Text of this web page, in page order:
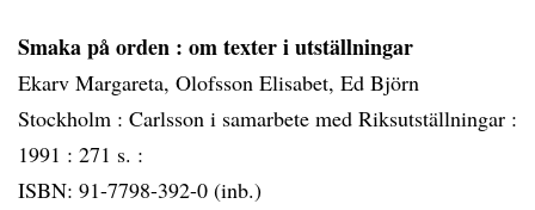
Smaka på orden : om texter i utställningar
Ekarv Margareta, Olofsson Elisabet, Ed Björn
Stockholm : Carlsson i samarbete med Riksutställningar :
1991 : 271 s. :
ISBN: 91-7798-392-0 (inb.)